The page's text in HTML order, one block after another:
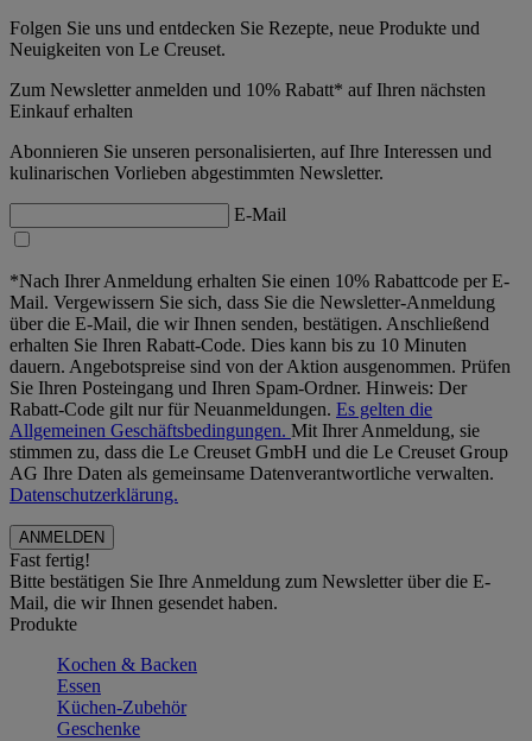
Folgen Sie uns und entdecken Sie Rezepte, neue Produkte und
Neuigkeiten von Le Creuset.
Zum Newsletter anmelden und 10% Rabatt* auf Ihren nächsten
Einkauf erhalten
Abonnieren Sie unseren personalisierten, auf Ihre Interessen und
kulinarischen Vorlieben abgestimmten Newsletter.
E-Mail
*Nach Ihrer Anmeldung erhalten Sie einen 10% Rabattcode per E-
Mail. Vergewissern Sie sich, dass Sie die Newsletter-Anmeldung
über die E-Mail, die wir Ihnen senden, bestätigen. Anschließend
erhalten Sie Ihren Rabatt-Code. Dies kann bis zu 10 Minuten
dauern. Angebotspreise sind von der Aktion ausgenommen. Prüfen
Sie Ihren Posteingang und Ihren Spam-Ordner. Hinweis: Der
Rabatt-Code gilt nur für Neuanmeldungen. Es gelten die
Allgemeinen Geschäftsbedingungen. Mit Ihrer Anmeldung, sie
stimmen zu, dass die Le Creuset GmbH und die Le Creuset Group
AG Ihre Daten als gemeinsame Datenverantwortliche verwalten.
Datenschutzerklärung.
Fast fertig!
Bitte bestätigen Sie Ihre Anmeldung zum Newsletter über die E-
Mail, die wir Ihnen gesendet haben.
Produkte
Kochen & Backen
Essen
Küchen-Zubehör
Geschenke